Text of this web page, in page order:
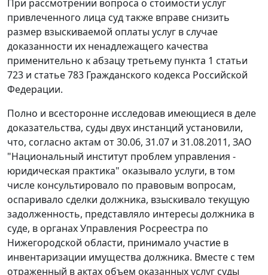
При рассмотрении вопроса о стоимости услуг
привлеченного лица суд также вправе снизить
размер взыскиваемой оплаты услуг в случае
доказанности их ненадлежащего качества
применительно к абзацу третьему пункта 1 статьи
723 и статье 783 Гражданского кодекса Российской
Федерации.
Полно и всесторонне исследовав имеющиеся в деле
доказательства, суды двух инстанций установили,
что, согласно актам от 30.06, 31.07 и 31.08.2011, ЗАО
"Национальный институт проблем управления -
юридическая практика" оказывало услуги, в том
числе консультировало по правовым вопросам,
оспаривало сделки должника, взыскивало текущую
задолженность, представляло интересы должника в
суде, в органах Управления Росреестра по
Нижегородской области, принимало участие в
инвентаризации имущества должника. Вместе с тем
отраженный в актах объем оказанных услуг суды